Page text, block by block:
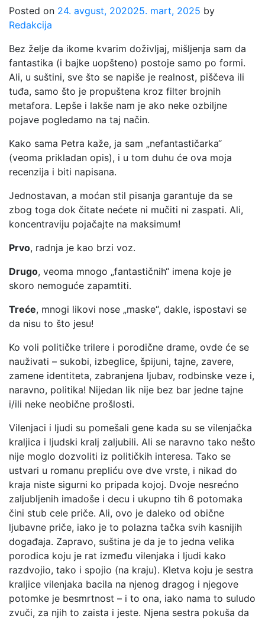
Posted on 24. avgust, 202025. mart, 2025 by
Redakcija
Bez želje da ikome kvarim doživljaj, mišljenja sam da
fantastika (i bajke uopšteno) postoje samo po formi.
Ali, u suštini, sve što se napiše je realnost, piščeva ili
tuđa, samo što je propuštena kroz filter brojnih
metafora. Lepše i lakše nam je ako neke ozbiljne
pojave pogledamo na taj način.
Kako sama Petra kaže, ja sam „nefantastičarka“
(veoma prikladan opis), i u tom duhu će ova moja
recenzija i biti napisana.
Jednostavan, a moćan stil pisanja garantuje da se
zbog toga dok čitate nećete ni mučiti ni zaspati. Ali,
koncentraviju pojačajte na maksimum!
Prvo, radnja je kao brzi voz.
Drugo, veoma mnogo „fantastičnih“ imena koje je
skoro nemoguće zapamtiti.
Treće, mnogi likovi nose „maske“, dakle, ispostavi se
da nisu to što jesu!
Ko voli političke trilere i porodične drame, ovde će se
nauživati – sukobi, izbeglice, špijuni, tajne, zavere,
zamene identiteta, zabranjena ljubav, rodbinske veze i,
naravno, politika! Nijedan lik nije bez bar jedne tajne
i/ili neke neobične prošlosti.
Vilenjaci i ljudi su pomešali gene kada su se vilenjačka
kraljica i ljudski kralj zaljubili. Ali se naravno tako nešto
nije moglo dozvoliti iz političkih interesa. Tako se
ustvari u romanu prepliću ove dve vrste, i nikad do
kraja niste sigurni ko pripada kojoj. Dvoje nesrećno
zaljubljenih imadoše i decu i ukupno tih 6 potomaka
čini stub cele priče. Ali, ovo je daleko od obične
ljubavne priče, iako je to polazna tačka svih kasnijih
događaja. Zapravo, suština je da je to jedna velika
porodica koju je rat između vilenjaka i ljudi kako
razdvojio, tako i spojio (na kraju). Kletva koju je sestra
kraljice vilenjaka bacila na njenog dragog i njegove
potomke je besmrtnost – i to ona, iako nama to suludo
zvuči, za njih to zaista i jeste. Njena sestra pokuša da